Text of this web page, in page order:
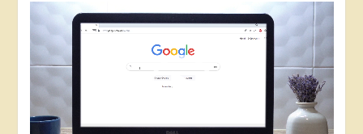
Відеопрогравач